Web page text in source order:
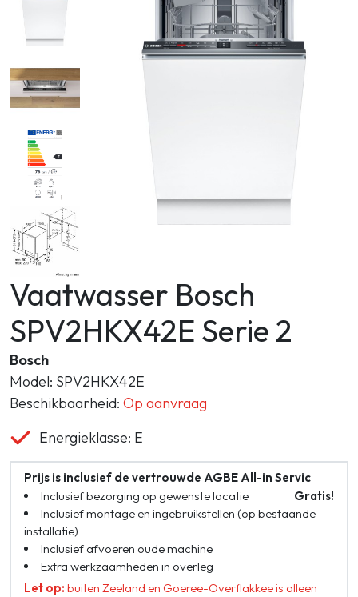
Zakelijk
Zoeken
Vaatwasser Bosch
SPV2HKX42E Serie 2
Bosch
Model: SPV2HKX42E
Beschikbaarheid: Op aanvraag
Energieklasse: E
Prijs is inclusief de vertrouwde AGBE All-in Servic
Gratis!
Inclusief bezorging op gewenste locatie
Inclusief montage en ingebruikstellen (op bestaande
installatie)
Inclusief afvoeren oude machine
Extra werkzaamheden in overleg
Let op: buiten Zeeland en Goeree-Overflakkee is alleen